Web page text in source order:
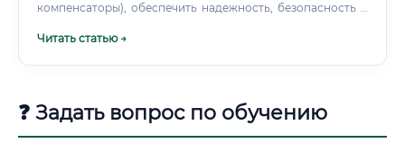
компенсаторы), обеспечить надежность, безопасность и
десятилетия вперед. Фактически, он создает
проектировщика тепловых сетей обширен и охватывает
весь жизненный цикл проекта.
Читать статью →
❓ Задать вопрос по обучению